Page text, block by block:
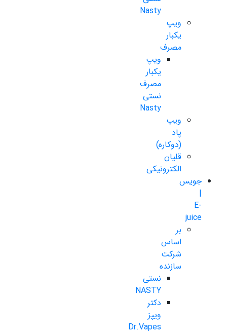
Nasty
ویپ
یکبار
مصرف
ویپ
یکبار
مصرف
نستی
Nasty
ویپ
پاد
(دوکاره)
قلیان
الکترونیکی
جویس
|
E-
juice
بر
اساس
شرکت
سازنده
نستی
NASTY
دکتر
ویپز
Dr.Vapes